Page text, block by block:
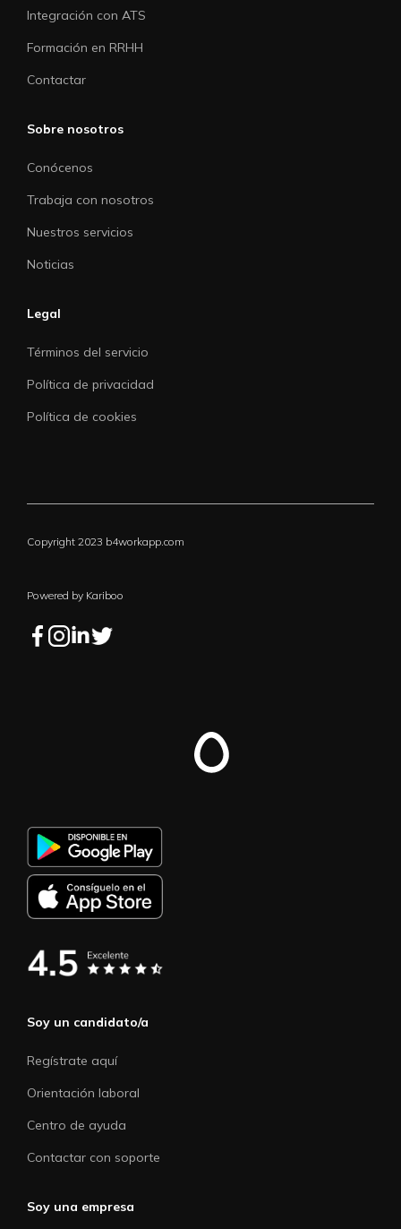
Integración con ATS
Formación en RRHH
Contactar
Sobre nosotros
Conócenos
Trabaja con nosotros
Nuestros servicios
Noticias
Legal
Términos del servicio
Política de privacidad
Política de cookies
Copyright 2023 b4workapp.com
Powered by Kariboo
Soy un candidato/a
Regístrate aquí
Orientación laboral
Centro de ayuda
Contactar con soporte
Soy una empresa